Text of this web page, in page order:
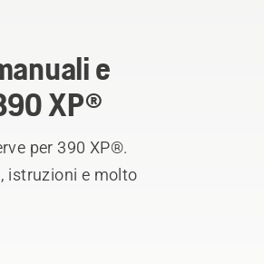
e
XP®
per 390 XP®.
istruzioni e molto